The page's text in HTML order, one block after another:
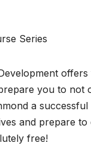
Series
you to
a successful
and prepare
free!